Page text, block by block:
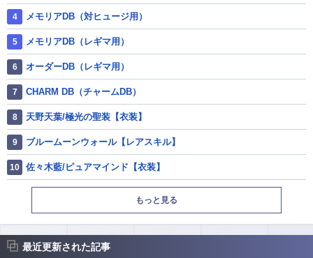
メモリアDB（対ヒュージ用）
メモリアDB（レギマ用）
オーダーDB（レギマ用）
CHARM DB（チャームDB）
天野天葉/極光の聖装【衣装】
ブルームーンウォール【レアスキル】
佐々木藍/ピュアマインド【衣装】
もっと見る
最近更新された記事